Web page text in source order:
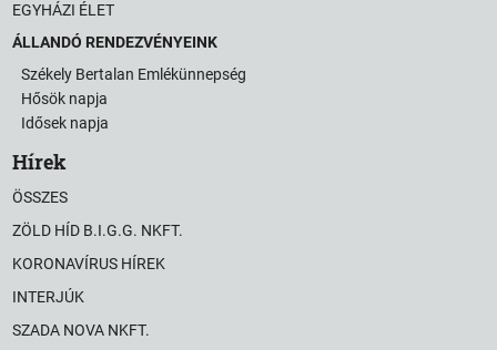
EGYHÁZI ÉLET
ÁLLANDÓ RENDEZVÉNYEINK
Székely Bertalan Emlékünnepség
Hősök napja
Idősek napja
Hírek
ÖSSZES
ZÖLD HÍD B.I.G.G. NKFT.
KORONAVÍRUS HÍREK
INTERJÚK
SZADA NOVA NKFT.